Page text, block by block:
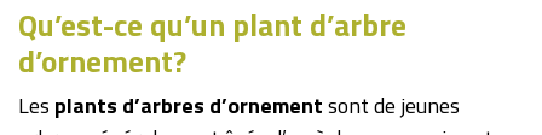
Qu’est-ce qu’un plant d’arbre
d’ornement?
Les plants d’arbres d’ornementsont de jeunes